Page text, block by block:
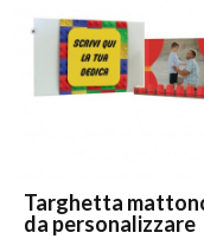
Targhetta
da personalizzare